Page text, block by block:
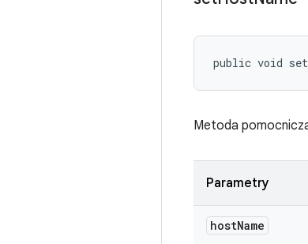
public void
Metoda
Parametry
hostName